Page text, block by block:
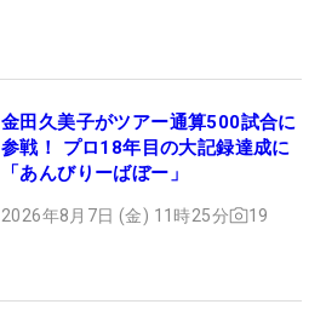
金田久美子がツアー通算500試合に
参戦！ プロ18年目の大記録達成に
「あんびりーばぼー」
2026年8月7日 (金) 11時25分 19